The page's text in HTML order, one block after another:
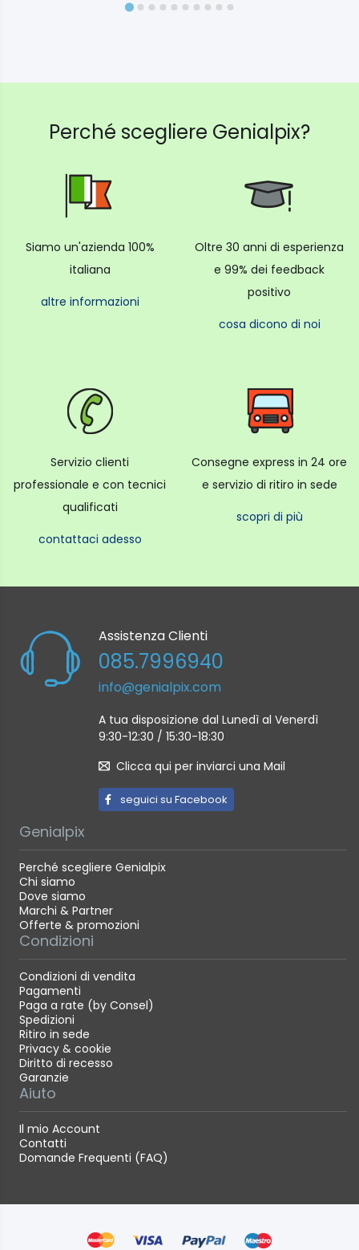
Perché scegliere Genialpix?
Siamo un'azienda 100%
italiana
altre informazioni
Oltre 30 anni di esperienza
e 99% dei feedback
positivo
cosa dicono di noi
Servizio clienti
professionale e con tecnici
qualificati
contattaci adesso
Consegne express in 24 ore
e servizio di ritiro in sede
scopri di più
Assistenza Clienti
085.7996940
info@genialpix.com
A tua disposizione dal Lunedì al Venerdì
9:30-12:30 / 15:30-18:30
Clicca qui per inviarci una Mail
seguici su Facebook
Genialpix
Perché scegliere Genialpix
Chi siamo
Dove siamo
Marchi & Partner
Offerte & promozioni
Condizioni
Condizioni di vendita
Pagamenti
Paga a rate (by Consel)
Spedizioni
Ritiro in sede
Privacy & cookie
Diritto di recesso
Garanzie
Aiuto
Il mio Account
Contatti
Domande Frequenti (FAQ)